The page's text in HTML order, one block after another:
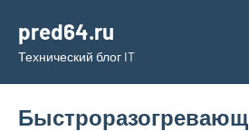
содержимому
pred64.ru
Технический блог IT